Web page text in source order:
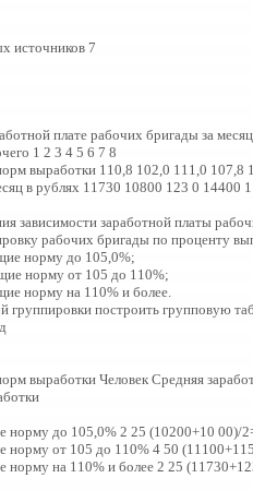
источников 7
плате рабочих бригады за месяц
1 2 3 4 5 6 7 8
выработки 110,8 102,0 111,0 107,8
в рублях 11730 10800 123 0 14400
зависимости заработной платы
рабочих бригады по проценту
норму до 105,0%;
норму от 105 до 110%;
норму на 110% и более.
группировки построить групповую
выработки Человек Средняя
норму до 105,0% 2 25 (10200+10 00)/
норму от 105 до 110% 4 50
норму на 110% и более 2 25